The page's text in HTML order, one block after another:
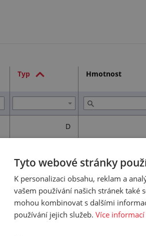
Typ Hmotnost
D
Podrobněji o účtování DPH.
Tyto webové stránky
K personalizaci obsahu, reklam a
vašem používání našich stránek
mohou kombinovat s dalšími
používání jejich služeb. Více informací